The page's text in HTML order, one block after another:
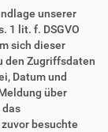
unserer
1 lit. f. DSGVO
sich dieser
den Zugriffsdaten
Datum und
über
das
besuchte